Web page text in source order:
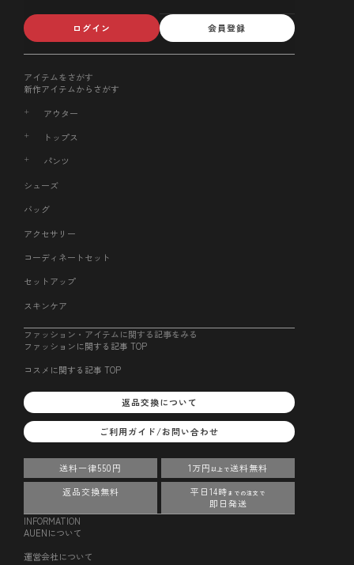
ログイン 会員登録
アイテムをさがす
新作アイテムからさがす
アウター
トップス
パンツ
シューズ
バッグ
アクセサリー
コーディネートセット
セットアップ
スキンケア
ファッション・アイテムに関する記事をみる
ファッションに関する記事 TOP
コスメに関する記事 TOP
返品交換について
ご利用ガイド/お問い合わせ
送料一律550円 1万円 以上で送料無料
返品交換無料
平日14時 までの注文で
即日発送
INFORMATION
AUENについて
運営会社について